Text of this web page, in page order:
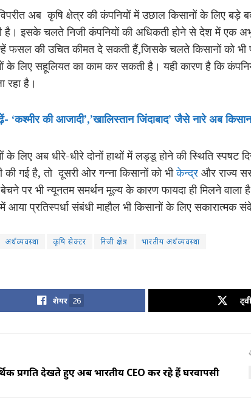
अब कृषि क्षेत्र की कंपनियों में उछाल किसानों के लिए
है। इसके चलते निजी कंपनियों की अधिकती होने से देश में एक
फसल की उचित कीमत दे सकती हैं,जिसके चलते किसानों को भी
के लिए सहूलियत का काम कर सकती है। यही कारण है कि
रहा है।
‘कश्मीर की आजादी’,’खालिस्तान जिंदाबाद’ जैसे नारे अब
के लिए अब धीरे-धीरे दोनों हाथों में लड्डू होने की स्थिति स्पषट
की गई है, तो दूसरी ओर गन्ना किसानों को भीकेन्द्र और राज्य
पर भी न्यूनतम समर्थन मूल्य के कारण फायदा ही मिलने वाला
में आया प्रतिस्पर्धा संबंधी माहौल भी किसानों के लिए सकारात्मक
अर्थव्यवस्था कृषि सेक्टर निजी क्षेत्र भारतीय अर्थव्यवस्था
शेयर 26
प्रगति देखते हुए अब भारतीय CEO कर रहे हैं घरवापसी